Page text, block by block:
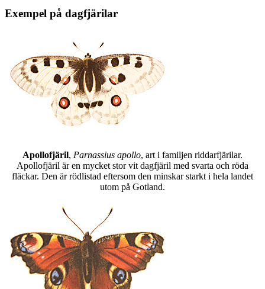
Exempel på dagfjärilar
Apollofjäril, Parnassius apollo, art i familjen riddarfjärilar.
Apollofjäril är en mycket stor vit dagfjäril med svarta och röda
fläckar. Den är rödlistad eftersom den minskar starkt i hela landet
utom på Gotland.